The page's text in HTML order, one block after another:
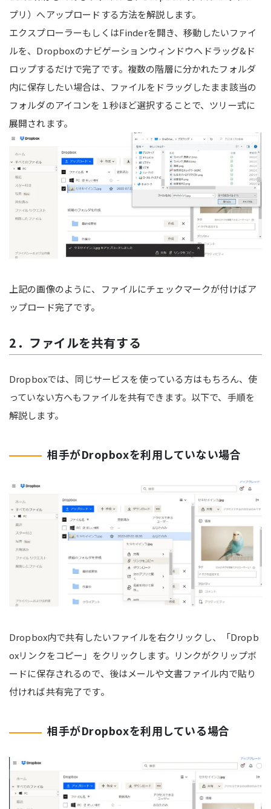
プリ）へアップロードする方法を解説します。
エクスプローラーもしくはFinderを開き、移動したいファイ
ルを、Dropboxのナビゲーションウィンドウへドラッグ&ド
ロップするだけで完了です。複数の階層に分かれたフォルダ
内に保存したい場合は、ファイルをドラッグしたまま該当の
フォルダのアイコンを１秒ほど選択することで、ツリー式に
展開されます。
上記の画像のように、ファイルにチェックマークが付けばア
ップロード完了です。
2．ファイルを共有する
Dropboxでは、同じサービスを使っている方はもちろん、使
っていない方へもファイルを共有できます。以下で、手順を
解説します。
相手がDropboxを利用していない場合
Dropbox内で共有したいファイルを右クリックし、「Dropb
oxリンクをコピー」をクリックします。リンクがクリップボ
ードに保存されるので、後はメールや文書ファイル内で貼り
付ければ共有完了です。
相手がDropboxを利用している場合